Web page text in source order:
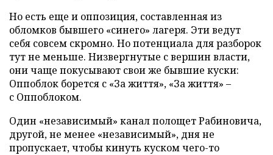
Но есть еще и оппозиция, составленная из
обломков бывшего «синего» лагеря. Эти ведут
себя совсем скромно. Но потенциала для разборок
тут не меньше. Низвергнутые с вершин власти,
они чаще покусывают свои же бывшие куски:
Оппоблок борется с «За життя», «За життя» –
с Оппоблоком.
Один «независимый» канал полощет Рабиновича,
другой, не менее «независимый», дня не
пропускает, чтобы кинуть куском чего-то